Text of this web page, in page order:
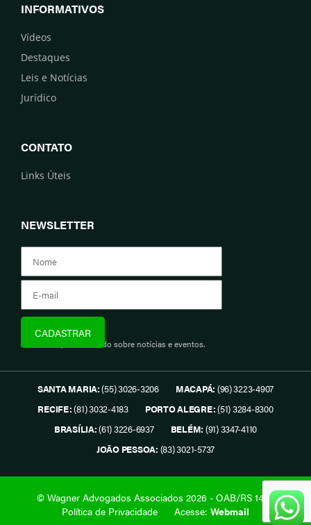
INFORMATIVOS
Vídeos
Destaques
Leis e Notícias
Jurídico
CONTATO
Links Úteis
NEWSLETTER
Assine e fique informado sobre notícias e eventos.
SANTA MARIA:(55) 3026-3206 MACAPÁ: (96) 3223-4907
RECIFE:(81) 3032-4183 PORTO ALEGRE:(51) 3284-8300
BRASÍLIA:(61) 3226-6937 BELÉM: (91) 3347-4110
JOÃO PESSOA: (83) 3021-5737
© Wagner Advogados Associados 2026 - OAB/RS 1419.
Política de Privacidade
Acesse: Webmail